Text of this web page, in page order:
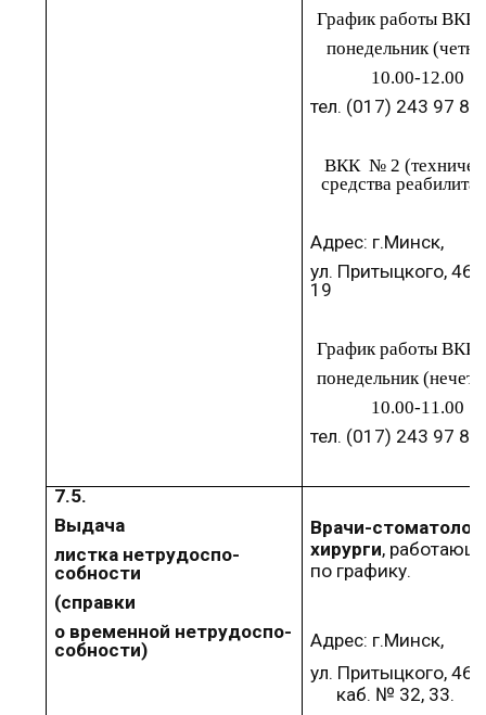
График работы ВКК
понедельник
10.00-12.00
тел. (017) 243 97 84
ВКК № 2
средства
Адрес: г.Минск,
ул. Притыцкого, 46,
19
График работы ВКК
понедельник
10.00-11.00
тел. (017) 243 97 84
7.5.
Выдача
листка нетрудоспо­
собности
(справки
о временной нетрудоспо­
собности)
Врачи-
хирурги,
по графику.
Адрес: г.Минск,
ул. Притыцкого,46,
каб. № 32, 33.